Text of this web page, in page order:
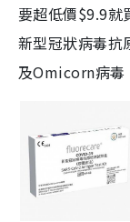
要超低價$9.9就
新型冠狀病毒抗
及Omicorn病毒